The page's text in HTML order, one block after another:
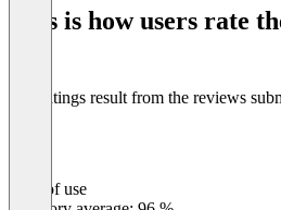
This is how users rate
The ratings result from the reviews
Ease of use